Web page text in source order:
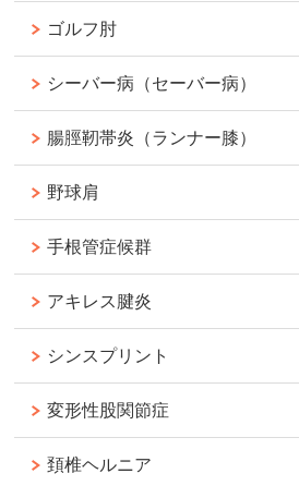
ゴルフ肘
シーバー病（セーバー病）
腸脛靭帯炎（ランナー膝）
野球肩
手根管症候群
アキレス腱炎
シンスプリント
変形性股関節症
頚椎ヘルニア